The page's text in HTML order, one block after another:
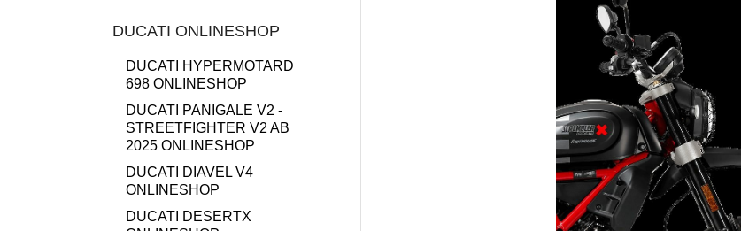
DUCATI ONLINESHOP
DUCATI HYPERMOTARD
698 ONLINESHOP
DUCATI PANIGALE V2 -
STREETFIGHTER V2 AB
2025 ONLINESHOP
DUCATI DIAVEL V4
ONLINESHOP
DUCATI DESERTX